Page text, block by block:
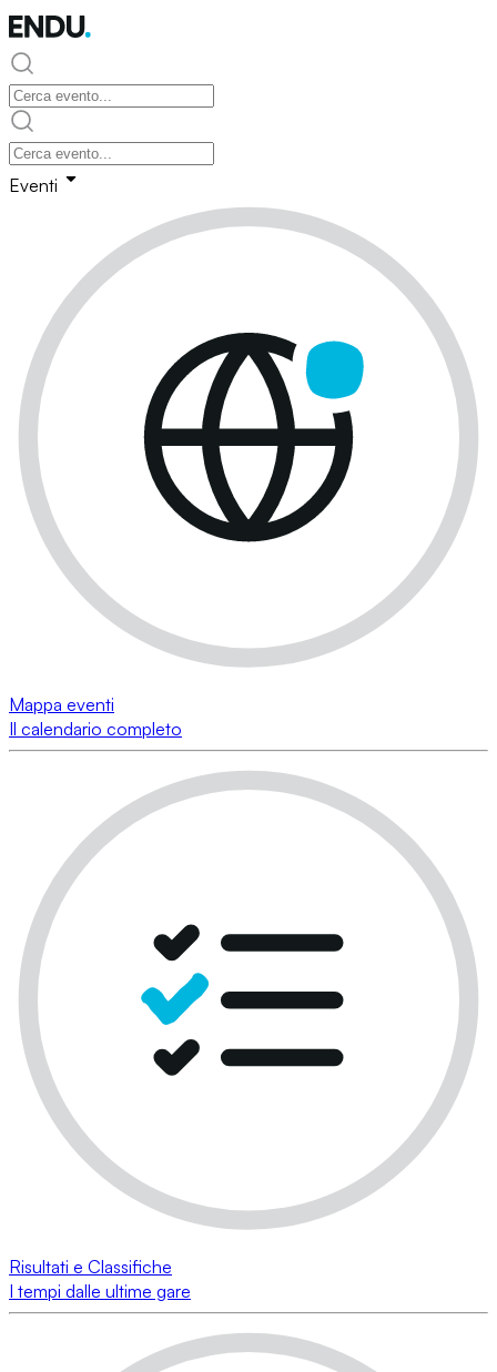
Eventi
Mappa eventi
Il calendario completo
Risultati e Classifiche
I tempi dalle ultime gare